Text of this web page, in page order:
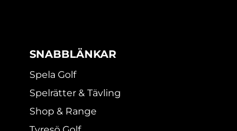
SNABBLÄNKAR
Spela Golf
Spelrätter & Tävling
Shop & Range